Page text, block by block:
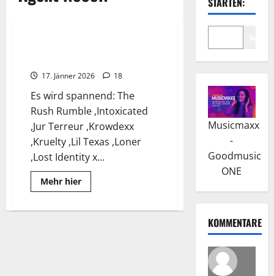
17. Jänner 2026 18
Es wird spannend: The
Rush Rumble ,Intoxicated
,Jur Terreur ,Krowdexx
,Kruelty ,Lil Texas ,Loner
,Lost Identity x...
Mehr hierRead
more
Shutdown
Musicmaxx
-
Goodmusic
ONE
KOMMENTARE